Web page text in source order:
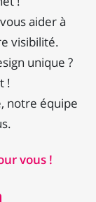
aider à
visibilité.
unique ?
!
notre équipe
vous !